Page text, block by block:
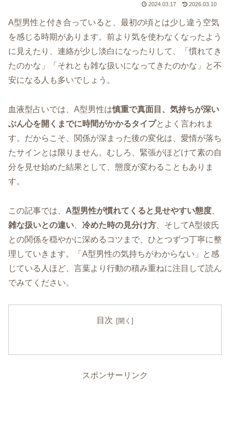
2024.03.17 2026.03.10
A型男性と付き合っていると、最初の頃とは少し違う空気
を感じる時期があります。前より気を使わなくなったよう
に見えたり、連絡が少し淡白になったりして、「慣れてき
たのかな」「それとも雑な扱いになってきたのかな」と不
安になる人も多いでしょう。
血液型占いでは、A型男性は慎重で真面目、気持ちが深い
ぶん心を開くまでに時間がかかるタイプとよく言われま
す。だからこそ、関係が深まった後の変化は、愛情が落ち
たサインとは限りません。むしろ、緊張がほどけて素の自
分を見せ始めた結果として、態度が変わることもありま
す。
この記事では、 A型男性が慣れてくると見せやすい態度
雑な扱いとの違い
冷めた時の見分け方 、そしてA型彼氏
との関係を穏やかに深めるコツまで、ひとつずつ丁寧に整
理していきます。「A型男性の気持ちがわからない」と感
じている人ほど、言葉より行動の積み重ねに注目して読ん
でみてください。
目次
スポンサーリンク